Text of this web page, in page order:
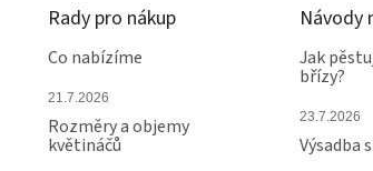
Rady pro nákup
Co nabízíme
21.7.2026
Rozměry a objemy
květináčů
Návody
Jak
břízy?
23.7.2026
Výsadba